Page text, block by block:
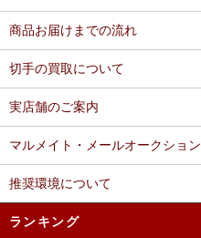
商品お届けまでの流れ
切手の買取について
実店舗のご案内
マルメイト・メールオークション
推奨環境について
ランキング